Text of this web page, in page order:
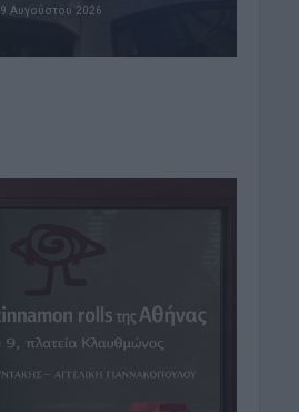
9 Αυγούστου 2026